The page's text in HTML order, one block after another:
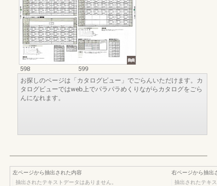
598
599
お探しのページは「カタログビュー」でごらんいただけます。カ
タログビューではweb上でパラパラめくりながらカタログをごら
んになれます。
左ページから抽出された内容
抽出されたテキストデータはありません。
右ページから抽出
抽出されたテキ